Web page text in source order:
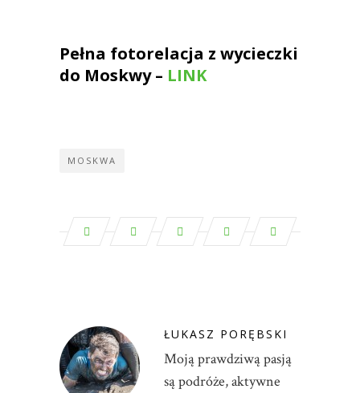
Pełna fotorelacja z wycieczki
do Moskwy – LINK
MOSKWA
ŁUKASZ PORĘBSKI
Moją prawdziwą pasją
są podróże, aktywne